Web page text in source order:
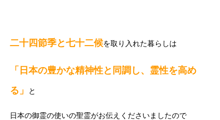
二十四節季と七十二候を取り入れた暮らしは
「日本の豊かな精神性と同調し、霊性を高め
る」
と
日本の御霊の使いの聖霊がお伝えくださいましたので